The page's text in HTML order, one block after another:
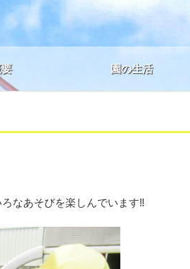
園の生活
なあそびを楽しんでいます‼